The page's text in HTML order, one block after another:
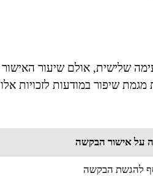
שלישית, אולם שיעור האישור
מגמת שיפור במודעות לזכויות אלו
על אישור הבקשה
להגשת הבקשה